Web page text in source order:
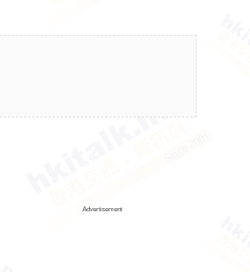
Advertisement